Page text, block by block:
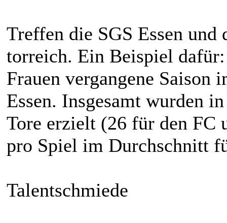
Treffen die SGS Essen
torreich. Ein Beispiel
Frauen vergangene
Essen. Insgesamt wurden
Tore erzielt (26 für den FC
pro Spiel im Durchschnitt
Talentschmiede